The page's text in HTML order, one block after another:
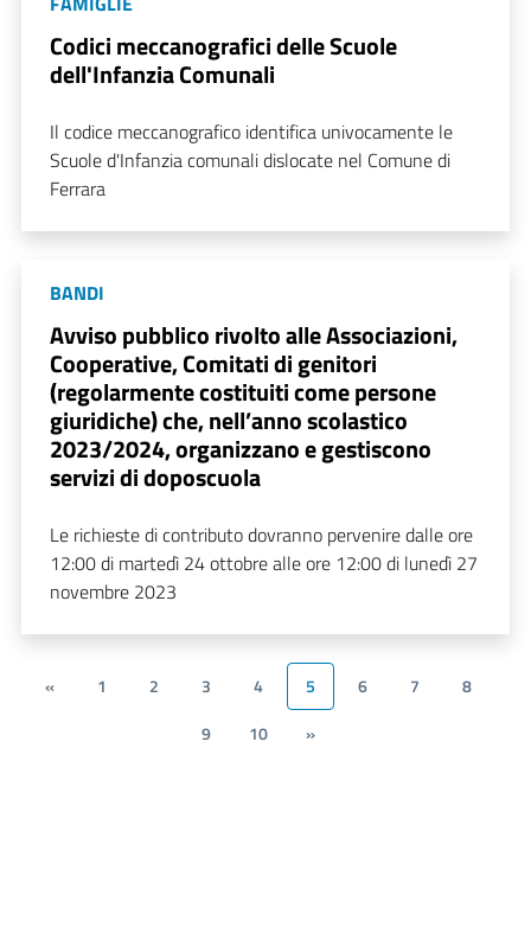
Codici meccanografici delle Scuole
dell'Infanzia Comunali
Il codice meccanografico identifica univocamente le
Scuole d'Infanzia comunali dislocate nel Comune di
Ferrara
BANDI
Avviso pubblico rivolto alle Associazioni,
Cooperative, Comitati di genitori
(regolarmente costituiti come persone
giuridiche) che, nell’anno scolastico
2023/2024, organizzano e gestiscono
servizi di doposcuola
Le richieste di contributo dovranno pervenire dalle ore
12:00 di martedì 24 ottobre alle ore 12:00 di lunedì 27
novembre 2023
« 1 2 3 4 5 6 7
8
9
10 »